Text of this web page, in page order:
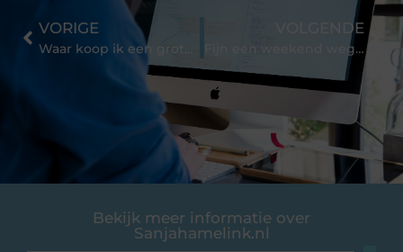
Bekijk meer informatie over
Sanjahamelink.nl
VORIGE VOLGENDE
Fijn een weekend weg. Wat moet je niet vergeten?